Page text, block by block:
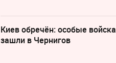
Киев обречён: особые войска
зашли в Чернигов